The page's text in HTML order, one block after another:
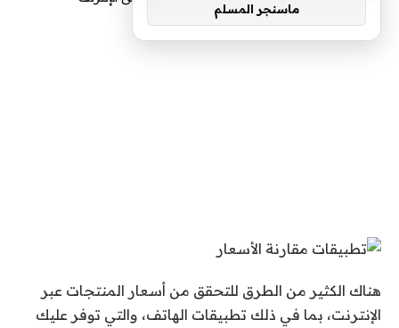
هناك الكثير من الطرق للتحقق من أسعار المنتجات عبر
الإنترنت، بما في ذلك تطبيقات الهاتف، والتي توفر عليك
ماسنجر المسلم